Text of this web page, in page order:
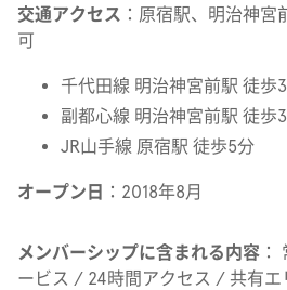
交通アクセス ：原宿駅、明治神
可
千代田線 明治神宮前駅 徒歩
副都心線 明治神宮前駅 徒歩
JR山手線 原宿駅 徒歩5分
オープン日 ：2018年8月
メンバーシップに含まれる内容
ービス / 24時間アクセス / 共有